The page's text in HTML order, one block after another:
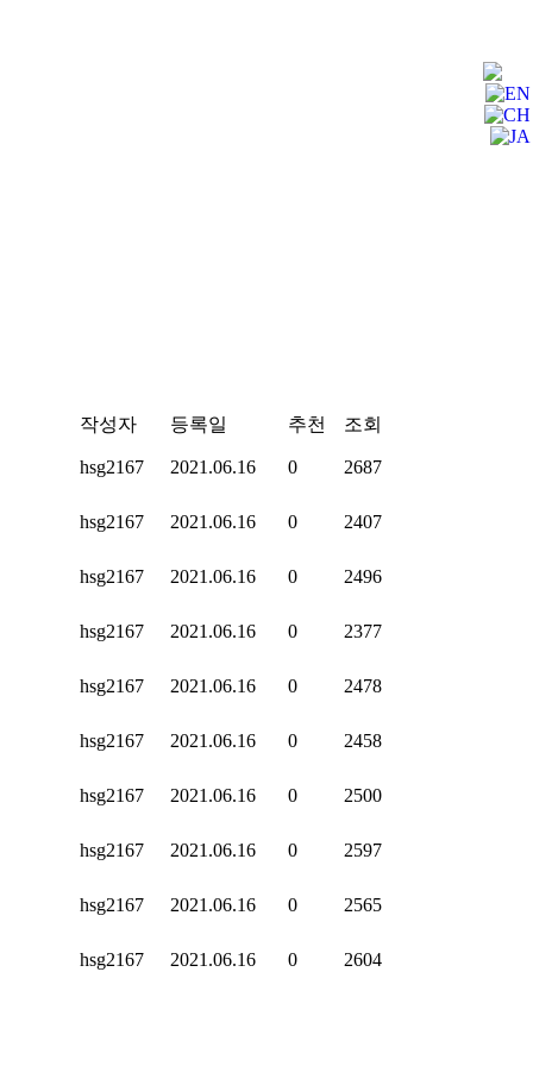
작성자 등록일 추천 조회
hsg2167 2021.06.16 0 2687
hsg2167 2021.06.16 0 2407
hsg2167 2021.06.16 0 2496
hsg2167 2021.06.16 0 2377
hsg2167 2021.06.16 0 2478
hsg2167 2021.06.16 0 2458
hsg2167 2021.06.16 0 2500
hsg2167 2021.06.16 0 2597
hsg2167 2021.06.16 0 2565
hsg2167 2021.06.16 0 2604